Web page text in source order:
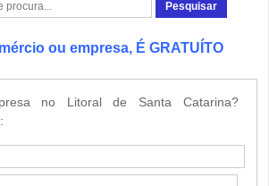
ou empresa, É GRATUÍTO
no Litoral de Santa Catarina?